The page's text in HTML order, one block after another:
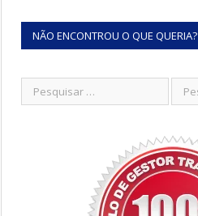
NÃO ENCONTROU O QUE QUERIA?